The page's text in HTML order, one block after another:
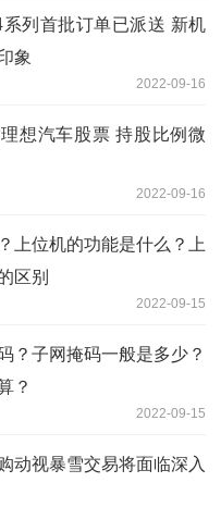
列首批订单已派送 新机
象
2022-09-16
想汽车股票 持股比例微
2022-09-16
上位机的功能是什么？上
区别
2022-09-15
？子网掩码一般是多少？
？
2022-09-15
动视暴雪交易将面临深入